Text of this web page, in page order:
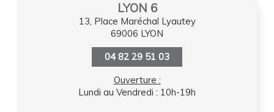
LYON 6
13, Place Maréchal Lyautey
69006 LYON
04 82 29 51 03
Ouverture :
Lundi au Vendredi : 10h-19h